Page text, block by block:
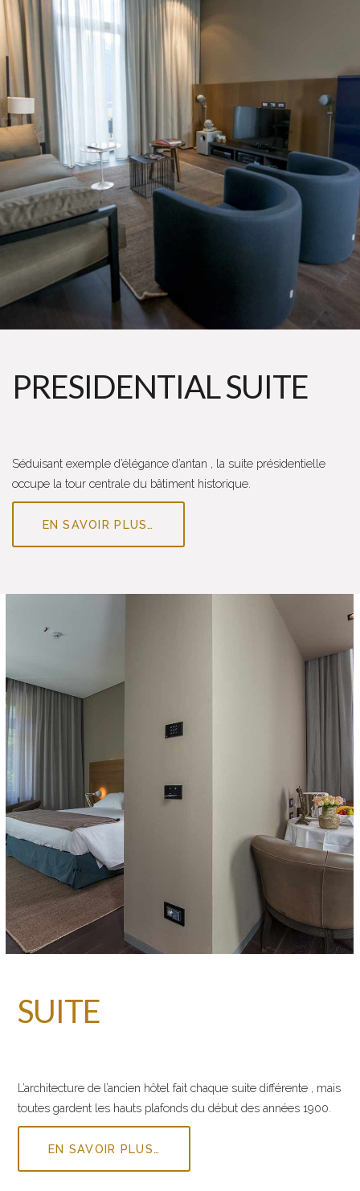
PRESIDENTIAL SUITE
Séduisant exemple d’élégance d’antan , la suite présidentielle
occupe la tour centrale du bâtiment historique.
EN SAVOIR PLUS…
SUITE
L’architecture de l’ancien hôtel fait chaque suite différente , mais
toutes gardent les hauts plafonds du début des années 1900.
EN SAVOIR PLUS…